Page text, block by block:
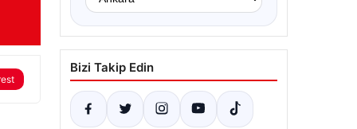
Bizi Takip Edin